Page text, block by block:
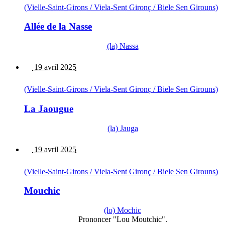
(Vielle-Saint-Girons / Viela-Sent Gironç / Biele Sen Girouns)
Allée de la Nasse
(la) Nassa
19 avril 2025
(Vielle-Saint-Girons / Viela-Sent Gironç / Biele Sen Girouns)
La Jaougue
(la) Jauga
19 avril 2025
(Vielle-Saint-Girons / Viela-Sent Gironç / Biele Sen Girouns)
Mouchic
(lo) Mochic
Prononcer "Lou Moutchic".